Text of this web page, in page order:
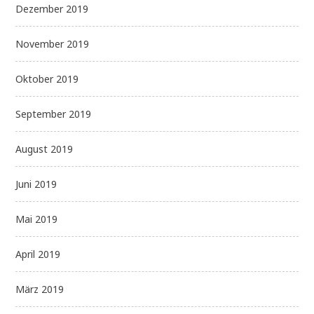
Dezember 2019
November 2019
Oktober 2019
September 2019
August 2019
Juni 2019
Mai 2019
April 2019
März 2019